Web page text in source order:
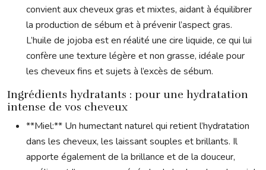
convient aux cheveux gras et mixtes, aidant à équilibrer
la production de sébum et à prévenir l’aspect gras.
L’huile de jojoba est en réalité une cire liquide, ce qui lui
confère une texture légère et non grasse, idéale pour
les cheveux fins et sujets à l’excès de sébum.
Ingrédients hydratants : pour une hydratation
intense de vos cheveux
**Miel:** Un humectant naturel qui retient l’hydratation
dans les cheveux, les laissant souples et brillants. Il
apporte également de la brillance et de la douceur,